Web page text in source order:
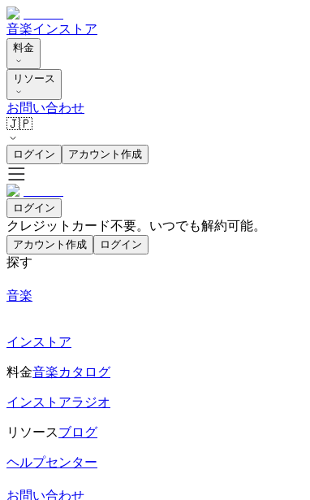
音楽インストア
料金
リソース
お問い合わせ
🇯🇵
ログイン アカウント作成
ログイン
クレジットカード不要。いつでも解約可能。
アカウント作成 ログイン
探す
音楽
インストア
料金音楽カタログ
インストアラジオ
リソースブログ
ヘルプセンター
お問い合わせ